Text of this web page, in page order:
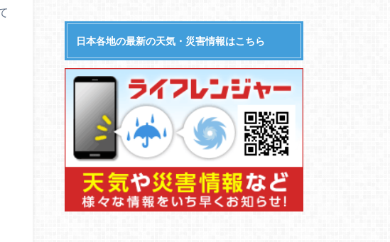
日本各地の最新の天気・災害情報はこちら